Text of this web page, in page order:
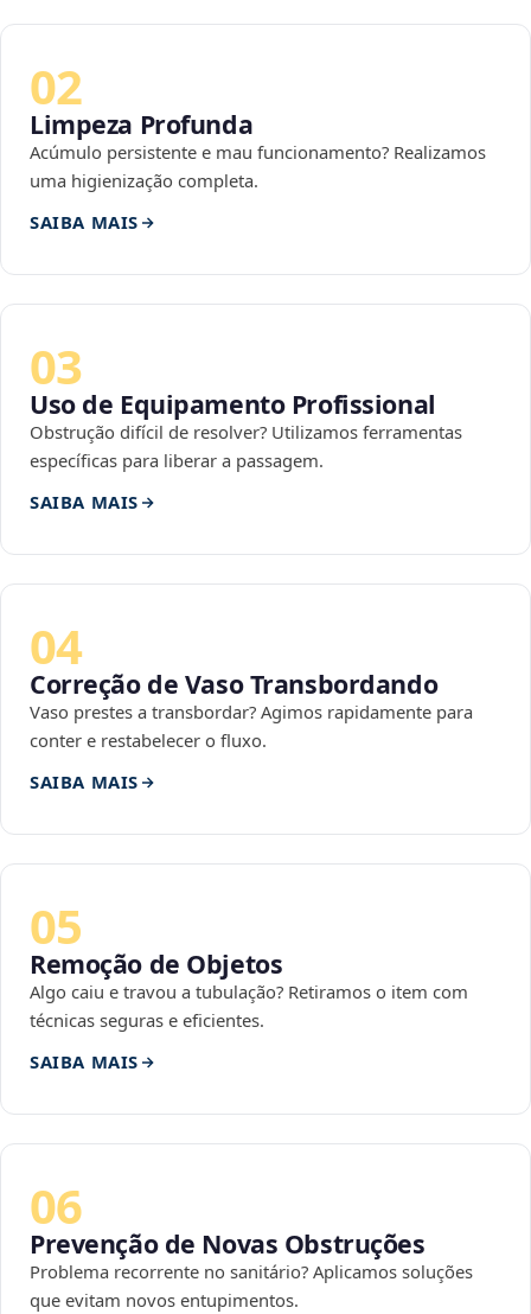
02
Limpeza Profunda
Acúmulo persistente e mau funcionamento? Realizamos
uma higienização completa.
SAIBA MAIS
03
Uso de Equipamento Profissional
Obstrução difícil de resolver? Utilizamos ferramentas
específicas para liberar a passagem.
SAIBA MAIS
04
Correção de Vaso Transbordando
Vaso prestes a transbordar? Agimos rapidamente para
conter e restabelecer o fluxo.
SAIBA MAIS
05
Remoção de Objetos
Algo caiu e travou a tubulação? Retiramos o item com
técnicas seguras e eficientes.
SAIBA MAIS
06
Prevenção de Novas Obstruções
Problema recorrente no sanitário? Aplicamos soluções
que evitam novos entupimentos.